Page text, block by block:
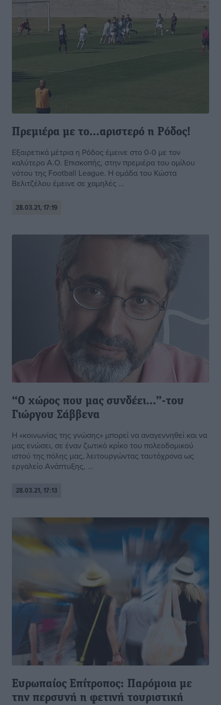
Πρεμιέρα με το…αριστερό η Ρόδος!
Εξαιρετικά μέτρια η Ρόδος έμεινε στο 0-0 με τον
καλύτερο Α.Ο. Επισκοπής, στην πρεμιέρα του ομίλου
νότου της Football League. Η ομάδα του Κώστα
Βελιτζέλου έμεινε σε χαμηλές ...
28.03.21, 17:19
“Ο χώρος που μας συνδέει…”-του
Γιώργου Σάββενα
Η «κοινωνίας της γνώσης» μπορεί να αναγεννηθεί και να
μας ενώσει, σε έναν ζωτικό κρίκο του πολεοδομικού
ιστού της πόλης μας, λειτουργώντας ταυτόχρονα ως
εργαλείο Ανάπτυξης, ...
28.03.21, 17:13
Ευρωπαίος Επίτροπος: Παρόμοια με
την περσυνή η φετινή τουριστική